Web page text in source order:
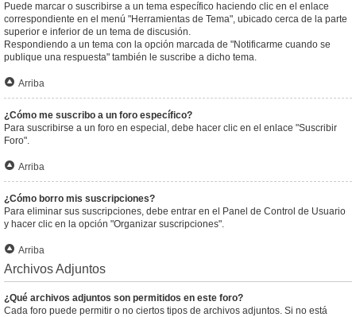
Puede marcar o suscribirse a un tema específico haciendo clic en el enlace
correspondiente en el menú "Herramientas de Tema", ubicado cerca de la parte
superior e inferior de un tema de discusión.
Respondiendo a un tema con la opción marcada de "Notificarme cuando se
publique una respuesta" también le suscribe a dicho tema.
Arriba
¿Cómo me suscribo a un foro específico?
Para suscribirse a un foro en especial, debe hacer clic en el enlace "Suscribir
Foro".
Arriba
¿Cómo borro mis suscripciones?
Para eliminar sus suscripciones, debe entrar en el Panel de Control de Usuario
y hacer clic en la opción "Organizar suscripciones".
Arriba
Archivos Adjuntos
¿Qué archivos adjuntos son permitidos en este foro?
Cada foro puede permitir o no ciertos tipos de archivos adjuntos. Si no está